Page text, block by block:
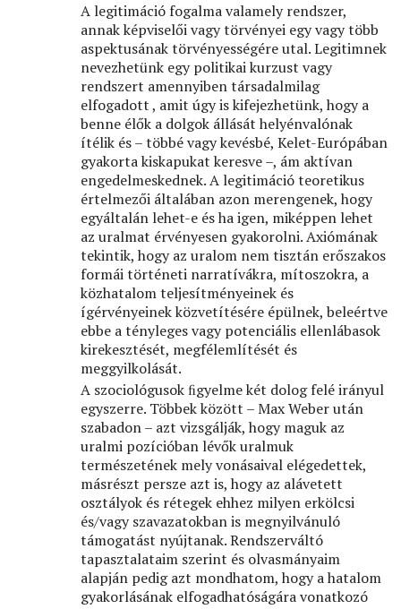
A legitimáció fogalma valamely rendszer,
annak képviselői vagy törvényei egy vagy több
aspektusának törvényességére utal. Legitimnek
nevezhetünk egy politikai kurzust vagy
rendszert amennyiben társadalmilag
elfogadott , amit úgy is kifejezhetünk, hogy a
benne élők a dolgok állását helyénvalónak
ítélik és – többé vagy kevésbé, Kelet-Európában
gyakorta kiskapukat keresve –, ám aktívan
engedelmeskednek. A legitimáció teoretikus
értelmezői általában azon merengenek, hogy
egyáltalán lehet-e és ha igen, miképpen lehet
az uralmat érvényesen gyakorolni. Axiómának
tekintik, hogy az uralom nem tisztán erőszakos
formái történeti narratívákra, mítoszokra, a
közhatalom teljesítményeinek és
ígérvényeinek közvetítésére épülnek, beleértve
ebbe a tényleges vagy potenciális ellenlábasok
kirekesztését, megfélemlítését és
meggyilkolását.
A szociológusok ﬁgyelme két dolog felé irányul
egyszerre. Többek között – Max Weber után
szabadon – azt vizsgálják, hogy maguk az
uralmi pozícióban lévők uralmuk
természetének mely vonásaival elégedettek,
másrészt persze azt is, hogy az alávetett
osztályok és rétegek ehhez milyen erkölcsi
és/vagy szavazatokban is megnyilvánuló
támogatást nyújtanak. Rendszerváltó
tapasztalataim szerint és olvasmányaim
alapján pedig azt mondhatom, hogy a hatalom
gyakorlásának elfogadhatóságára vonatkozó